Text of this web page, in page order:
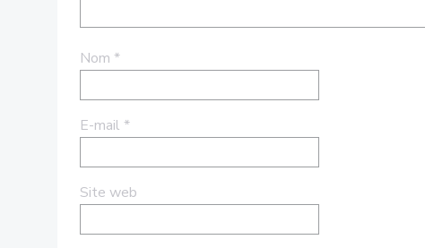
Nom *
E-mail *
Site web